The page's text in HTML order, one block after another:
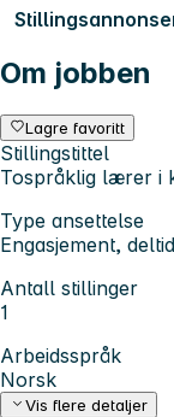
Om jobben
Lagre favoritt
Stillingstittel
Tospråklig lærer i
Type ansettelse
Engasjement,
Antall stillinger
1
Arbeidsspråk
Norsk
Vis flere detaljer